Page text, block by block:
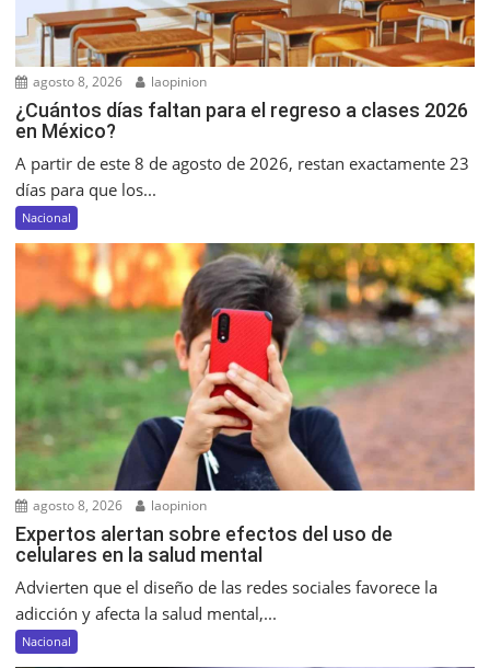
agosto 8, 2026 laopinion
¿Cuántos días faltan para el regreso a clases 2026
en México?
A partir de este 8 de agosto de 2026, restan exactamente 23
días para que los...
Nacional
agosto 8, 2026 laopinion
Expertos alertan sobre efectos del uso de
celulares en la salud mental
Advierten que el diseño de las redes sociales favorece la
adicción y afecta la salud mental,...
Nacional